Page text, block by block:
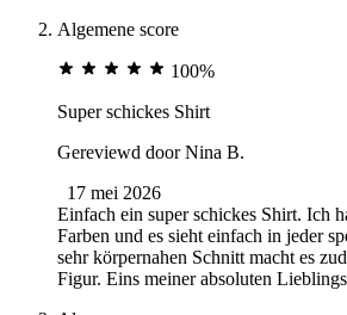
Algemene score
100%
Super schickes Shirt
Gereviewd doorNina B.
17 mei 2026
Einfach ein super schickes Shirt. Ich
Farben und es sieht einfach in jeder
sehr körpernahen Schnitt macht es
Figur. Eins meiner absoluten